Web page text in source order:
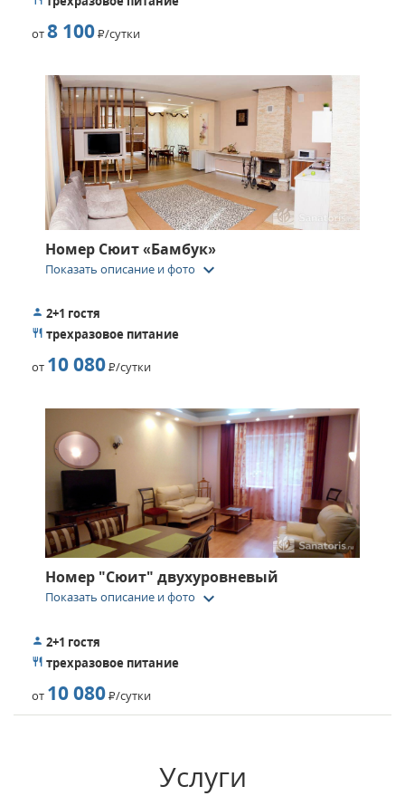
от8 100Р/сутки
Номер Сюит «Бамбук»
Показать описание и фото keyboard_arrow_down
2+1 гостя
трехразовое питание
от 10 080Р/сутки
Номер "Сюит" двухуровневый
Показать описание и фото keyboard_arrow_down
2+1 гостя
трехразовое питание
от 10 080Р/сутки
Услуги